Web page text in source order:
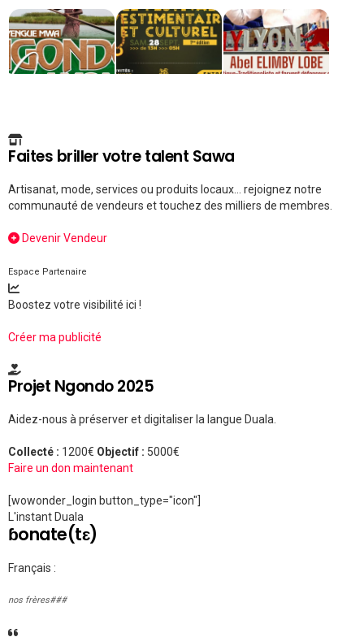
Faites briller votre talent Sawa
Artisanat, mode, services ou produits locaux... rejoignez notre
communauté de vendeurs et touchez des milliers de membres.
Devenir Vendeur
Espace Partenaire
Boostez votre visibilité ici !
Créer ma publicité
Projet Ngondo 2025
Aidez-nous à préserver et digitaliser la langue Duala.
Collecté : 1200€ Objectif : 5000€
Faire un don maintenant
[wowonder_login button_type="icon"]
L'instant Duala
ɓonate(tɛ)
Français :
nos frères###